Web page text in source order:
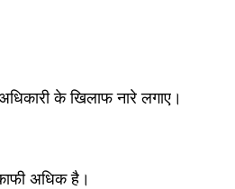
के खिलाफ नारे लगाए।
अधिक है।